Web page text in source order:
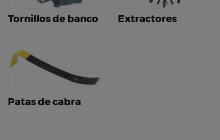
Tornillos de banco Extractores
Patas de cabra